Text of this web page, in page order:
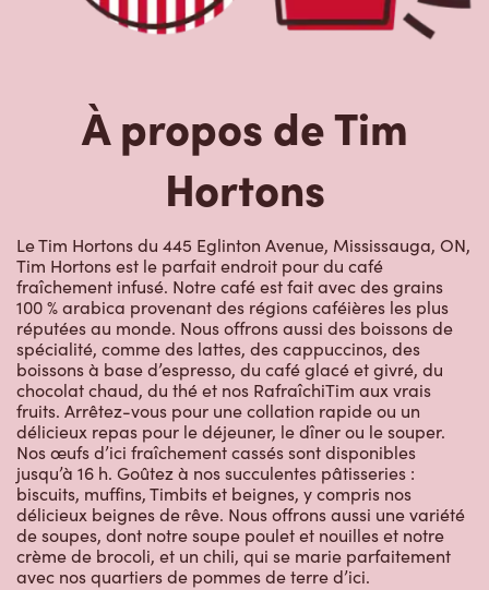
À propos de Tim
Hortons
Le Tim Hortons du 445 Eglinton Avenue, Mississauga, ON,
Tim Hortons est le parfait endroit pour du café
fraîchement infusé. Notre café est fait avec des grains
100 % arabica provenant des régions caféières les plus
réputées au monde. Nous offrons aussi des boissons de
spécialité, comme des lattes, des cappuccinos, des
boissons à base d’espresso, du café glacé et givré, du
chocolat chaud, du thé et nos RafraîchiTim aux vrais
fruits. Arrêtez-vous pour une collation rapide ou un
délicieux repas pour le déjeuner, le dîner ou le souper.
Nos œufs d’ici fraîchement cassés sont disponibles
jusqu’à 16 h. Goûtez à nos succulentes pâtisseries :
biscuits, muffins, Timbits et beignes, y compris nos
délicieux beignes de rêve. Nous offrons aussi une variété
de soupes, dont notre soupe poulet et nouilles et notre
crème de brocoli, et un chili, qui se marie parfaitement
avec nos quartiers de pommes de terre d’ici.